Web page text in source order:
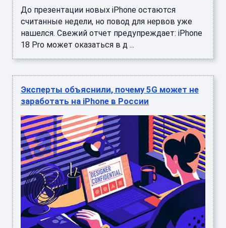
До презентации новых iPhone остаются
считанные недели, но повод для нервов уже
нашелся. Свежий отчет предупреждает: iPhone
18 Pro может оказаться в д ...
Эксперты объяснили, почему 5G может не
заработать на iPhone в России